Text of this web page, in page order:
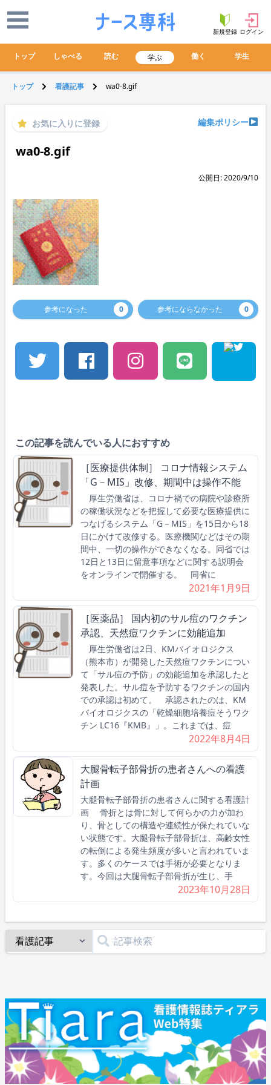
新規登録 ログイン
トップ しゃべる 読む 学ぶ 働く 学生
トップ 看護記事 wa0-8.gif
お気に入りに登録 編集ポリシー
wa0-8.gif
公開日: 2020/9/10
参考になった 0 参考にならなかった 0
この記事を読んでいる人におすすめ
［医療提供体制］ コロナ情報システム
「G－MIS」改修、期間中は操作不能
厚生労働省は、コロナ禍での病院や診療所
の稼働状況などを把握して必要な医療提供に
つなげるシステム「G－MIS」を15日から18
日にかけて改修する。医療機関などはその期
間中、一切の操作ができなくなる。同省では
12日と13日に留意事項などに関する説明会
をオンラインで開催する。 同省に
2021年1月9日
［医薬品］ 国内初のサル痘のワクチン
承認、天然痘ワクチンに効能追加
厚生労働省は2日、KMバイオロジクス
（熊本市）が開発した天然痘ワクチンについ
て「サル痘の予防」の効能追加を承認したと
発表した。サル痘を予防するワクチンの国内
での承認は初めて。 承認されたのは、KM
バイオロジクスの「乾燥細胞培養痘そうワク
チン LC16『KMB』」。これまでは、痘
2022年8月4日
大腿骨転子部骨折の患者さんへの看護
計画
大腿骨転子部骨折の患者さんに関する看護計
画 骨折とは骨に対して何らかの力が加わ
り、骨としての構造や連続性が保たれていな
い状態です。大腿骨転子部骨折は、高齢女性
の転倒による発生頻度が多いと言われていま
す。多くのケースでは手術が必要となりま
す。今回は大腿骨転子部骨折が生じ、手
2023年10月28日